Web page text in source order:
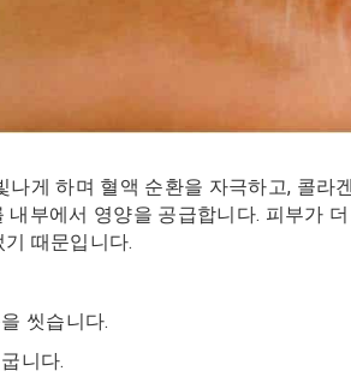
나게 하며 혈액 순환을 자극하고, 콜
내부에서 영양을 공급합니다. 피부가
때문입니다.
씻습니다.
니다.